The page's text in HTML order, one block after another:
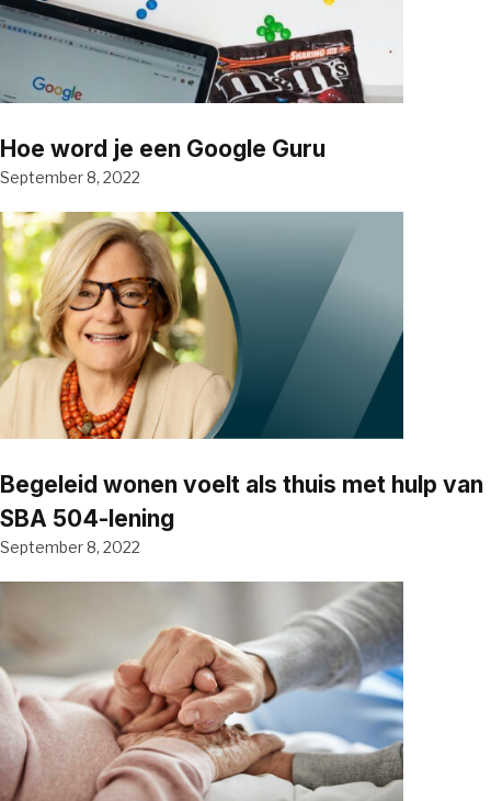
Hoe word je een Google Guru
September 8, 2022
Begeleid wonen voelt als thuis met hulp van
SBA 504-lening
September 8, 2022